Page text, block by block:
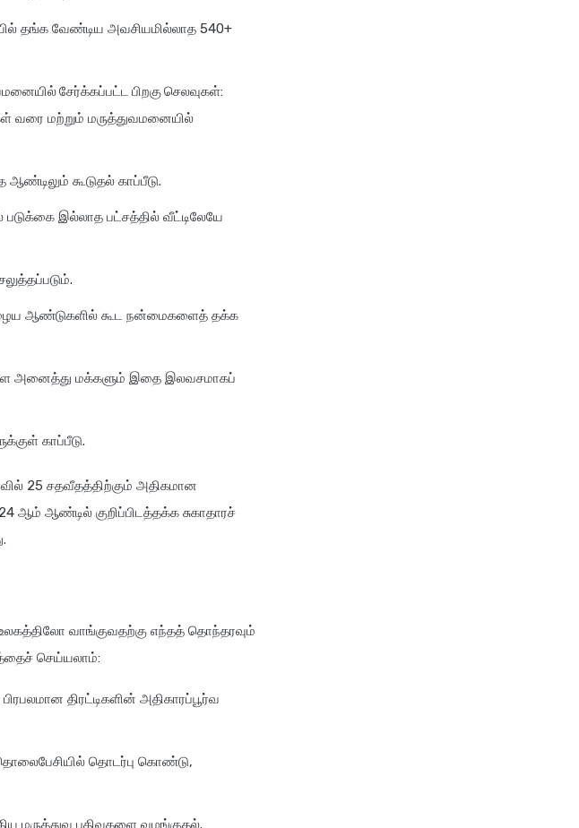
தங்க வேண்டிய அவசியமில்லாத 540+
சேர்க்கப்பட்ட பிறகு செலவுகள்:
வரை மற்றும் மருத்துவமனையில்
கூடுதல் காப்பீடு.
படுக்கை இல்லாத பட்சத்தில் வீட்டிலேயே
ஆண்டுகளில் கூட நன்மைகளைத் தக்க
அனைத்து மக்களும் இதை இலவசமாகப்
காப்பீடு.
25 சதவீதத்திற்கும் அதிகமான
ஆம் ஆண்டில் குறிப்பிடத்தக்க சுகாதாரச்
வாங்குவதற்கு எந்தத் தொந்தரவும்
செய்யலாம்:
திரட்டிகளின் அதிகாரப்பூர்வ
தொடர்பு கொண்டு,
மருத்துவ பதிவுகளை வழங்குதல்.